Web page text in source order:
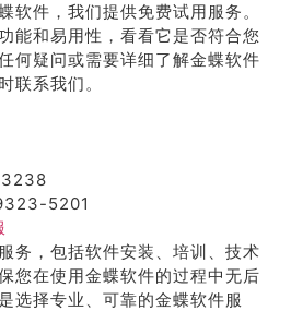
软件，我们提供免费试用服务。
能和易用性，看看它是否符合您
何疑问或需要详细了解金蝶软件
联系我们。
5201
务，包括软件安装、培训、技术
您在使用金蝶软件的过程中无后
选择专业、可靠的金蝶软件服